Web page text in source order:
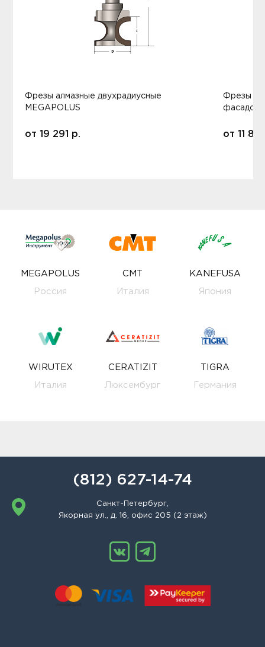
Фрезы алмазные двухрадиусные
MEGAPOLUS
от 19 291 р.
Фрезы
фасадов
от 11
MEGAPOLUS
Россия
CMT
Италия
KANEFUSA
Япония
WIRUTEX
Италия
CERATIZIT
Люксембург
TIGRA
Германия
(812) 627-14-74
Санкт-Петербург,
Якорная ул., д. 16, офис 205 (2 этаж)